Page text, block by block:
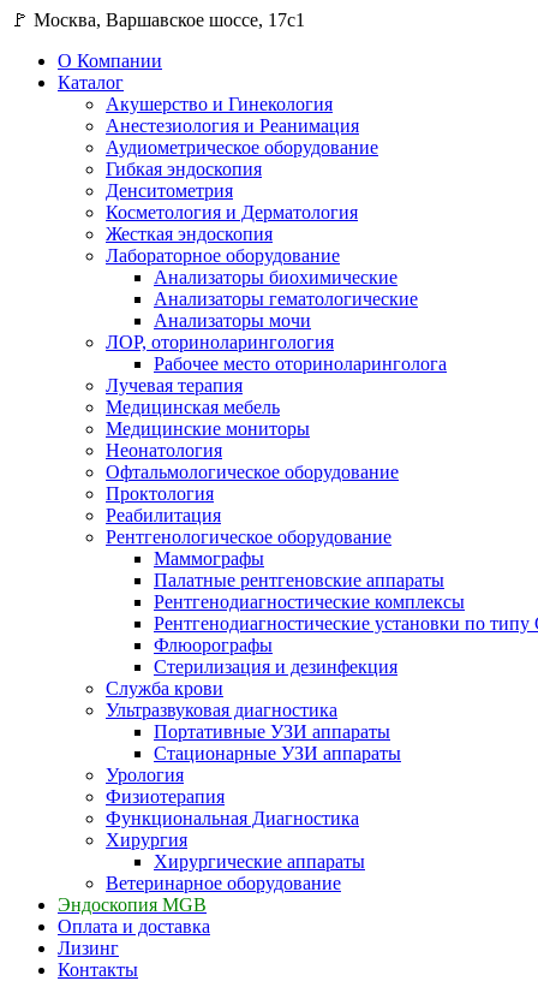
🚩 Москва, Варшавское шоссе, 17с1
О Компании
Каталог
Акушерство и Гинекология
Анестезиология и Реанимация
Аудиометрическое оборудование
Гибкая эндоскопия
Денситометрия
Косметология и Дерматология
Жесткая эндоскопия
Лабораторное оборудование
Анализаторы биохимические
Анализаторы гематологические
Анализаторы мочи
ЛОР, оториноларингология
Рабочее место оториноларинголога
Лучевая терапия
Медицинская мебель
Медицинские мониторы
Неонатология
Офтальмологическое оборудование
Проктология
Реабилитация
Рентгенологическое оборудование
Маммографы
Палатные рентгеновские аппараты
Рентгенодиагностические комплексы
Рентгенодиагностические установки по типу
Флюорографы
Стерилизация и дезинфекция
Служба крови
Ультразвуковая диагностика
Портативные УЗИ аппараты
Стационарные УЗИ аппараты
Урология
Физиотерапия
Функциональная Диагностика
Хирургия
Хирургические аппараты
Ветеринарное оборудование
Эндоскопия MGB
Оплата и доставка
Лизинг
Контакты